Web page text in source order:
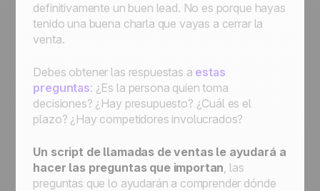
definitivamente un buen lead. No es porque hayas
tenido una buena charla que vayas a cerrar la
venta.
Debes obtener las respuestas a estas
preguntas: ¿Es la persona quien toma
decisiones? ¿Hay presupuesto? ¿Cuál es el
plazo? ¿Hay competidores involucrados?
Un script de llamadas de ventas le ayudará a
hacer las preguntas que importan, las
preguntas que lo ayudarán a comprender dónde